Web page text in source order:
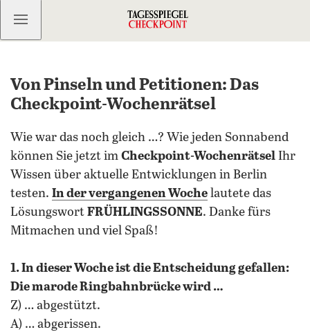
Kostenlos anmelden
Von Pinseln und Petitionen: Das
Checkpoint-Wochenrätsel
Wie war das noch gleich …? Wie jeden Sonnabend
können Sie jetzt im Checkpoint-Wochenrätsel Ihr
Wissen über aktuelle Entwicklungen in Berlin
testen. In der vergangenen Woche lautete das
Lösungswort FRÜHLINGSSONNE. Danke fürs
Mitmachen und viel Spaß!
1. In dieser Woche ist die Entscheidung gefallen:
Die marode Ringbahnbrücke wird …
Z) … abgestützt.
A) … abgerissen.